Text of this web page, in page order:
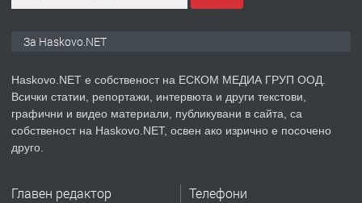
преди 3 дни
ПРЕДЛАГА
🔑 ОБЗАВЕДЕНА ГАРСОНИЕРА ПОД
За Haskovo.NET
Haskovo.NET е собственост на ЕСКОМ МЕДИА ГРУП ООД.
Всички статии, репортажи, интервюта и други текстови,
графични и видео материали, публикувани в сайта, са
собственост на Haskovo.NET, освен ако изрично е посочено
друго.
Главен редактор Телефони